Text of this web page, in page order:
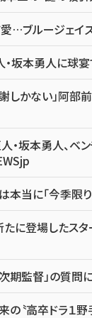
愛…ブルージェ
・坂本勇人に球
謝しかない」阿
人・坂本勇人、ベ
本当に「今季限
に登場したスタ
期監督」の質
の〝高卒ドラ